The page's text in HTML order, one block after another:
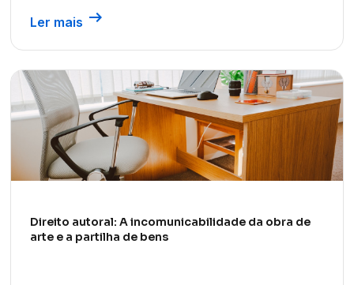
Ler mais arrow_right_alt
Direito autoral: A incomunicabilidade da obra de
arte e a partilha de bens